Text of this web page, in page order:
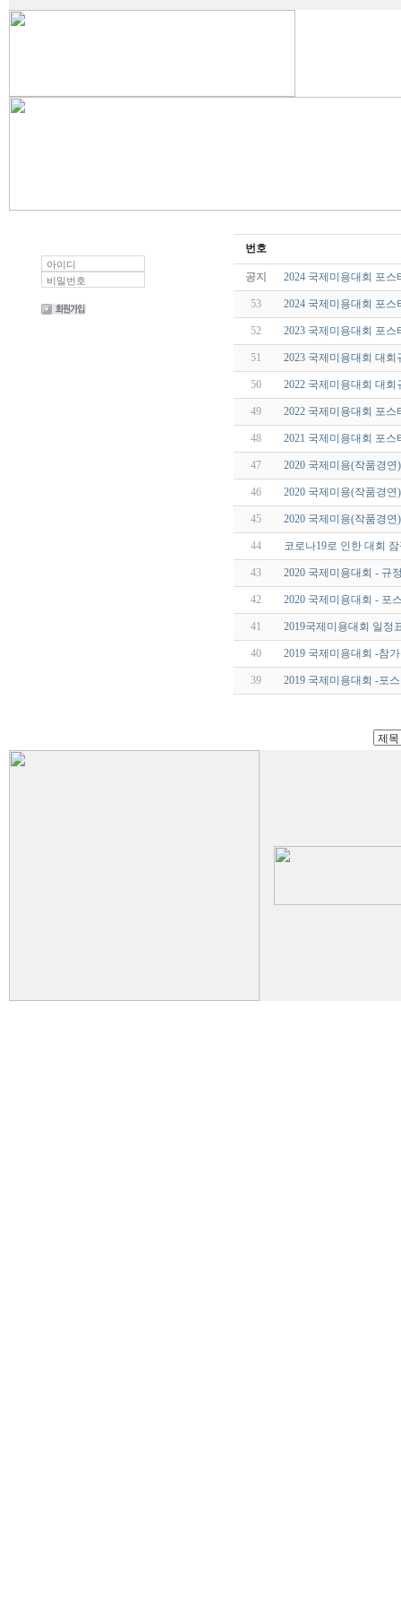
번호
공지 2024 국제미용대회 포스
53 2024 국제미용대회 포스
52 2023 국제미용대회 포스
51 2023 국제미용대회 대회
50 2022 국제미용대회 대회
49 2022 국제미용대회 포스
48 2021 국제미용대회 포스
47 2020 국제미용(작품경
46 2020 국제미용(작품경
45 2020 국제미용(작품경
44 코로나19로 인한 대회
43 2020 국제미용대회 - 규
42 2020 국제미용대회 - 포
41 2019국제미용대회 일정
40 2019 국제미용대회 -참
39 2019 국제미용대회 -포